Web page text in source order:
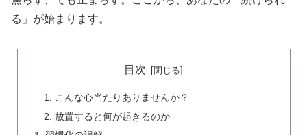
る」が始まります。
目次
こんな心当たりありませんか？
放置すると何が起きるのか